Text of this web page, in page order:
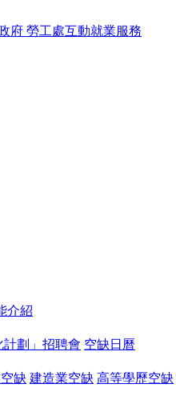
介紹
計劃」招聘會 空缺日曆
缺 建造業空缺 高等學歷空缺